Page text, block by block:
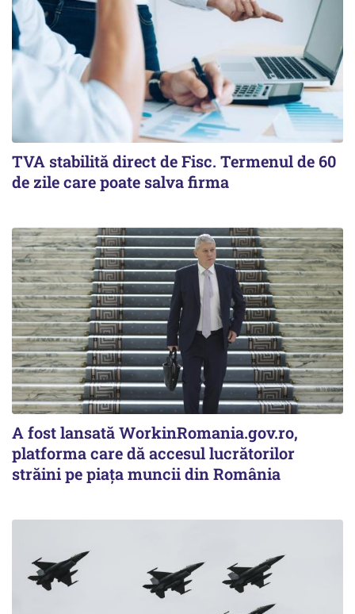
TVA stabilită direct de Fisc. Termenul de 60
de zile care poate salva firma
A fost lansată WorkinRomania.gov.ro,
platforma care dă accesul lucrătorilor
străini pe piața muncii din România